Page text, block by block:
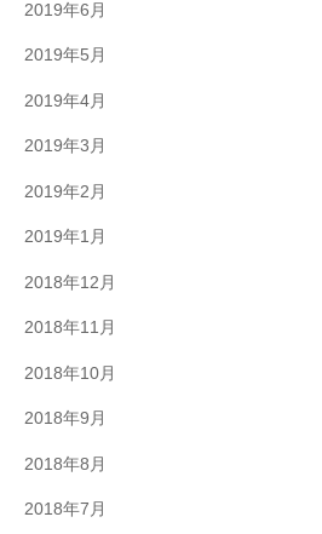
2019年6月
2019年5月
2019年4月
2019年3月
2019年2月
2019年1月
2018年12月
2018年11月
2018年10月
2018年9月
2018年8月
2018年7月